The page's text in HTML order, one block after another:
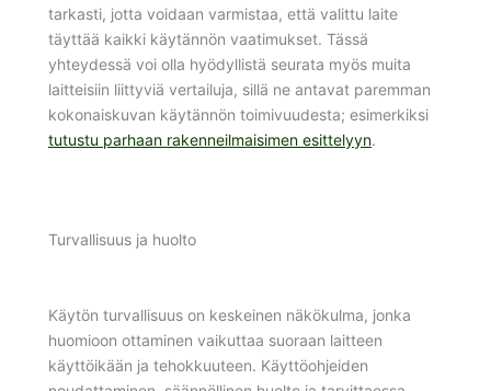
tarkasti, jotta voidaan varmistaa, että valittu laite
täyttää kaikki käytännön vaatimukset. Tässä
yhteydessä voi olla hyödyllistä seurata myös muita
laitteisiin liittyviä vertailuja, sillä ne antavat paremman
kokonaiskuvan käytännön toimivuudesta; esimerkiksi
tutustu parhaan rakenneilmaisimen esittelyyn.
Turvallisuus ja huolto
Käytön turvallisuus on keskeinen näkökulma, jonka
huomioon ottaminen vaikuttaa suoraan laitteen
käyttöikään ja tehokkuuteen. Käyttöohjeiden